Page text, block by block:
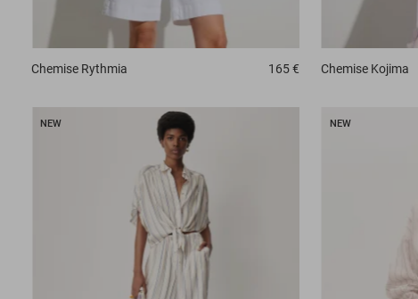
Chemise Rythmia 165 € Chemise Kojima
NEW NEW